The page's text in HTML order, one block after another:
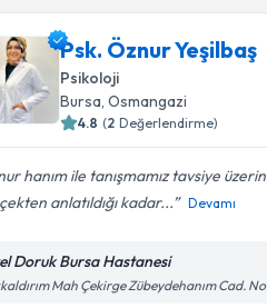
Psk. Öznur Yeşilbaş
Psikoloji
Bursa, Osmangazi
4.8 (2 Değerlendirme)
hanım ile tanışmamız tavsiye
anlatıldığı kadar...
Devamı
Doruk Bursa Hastanesi
Mah Çekirge Zübeydehanım Cad.